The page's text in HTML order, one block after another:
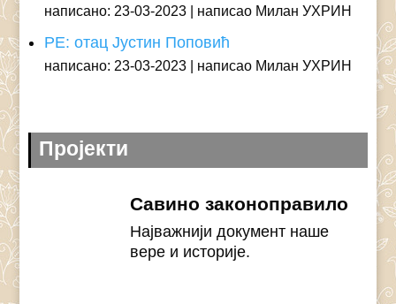
написано: 23-03-2023 написао Милан УХРИН
РЕ: отац Јустин Поповић
написано: 23-03-2023 написао Милан УХРИН
Пројекти
Савино законоправило
Најважнији документ наше
вере и историје.